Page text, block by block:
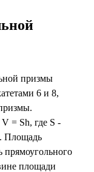
призмы
6 и 8,
= Sh, где S -
Площадь
прямоугольного
площади